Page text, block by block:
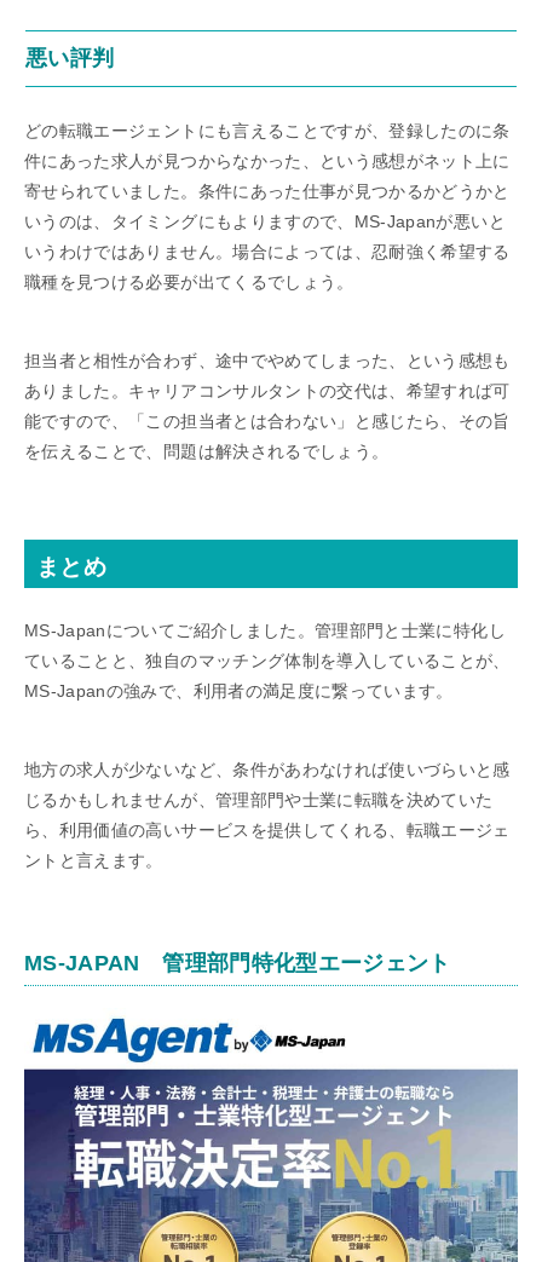
悪い評判
どの転職エージェントにも言えることですが、登録したのに条
件にあった求人が見つからなかった、という感想がネット上に
寄せられていました。条件にあった仕事が見つかるかどうかと
いうのは、タイミングにもよりますので、MS-Japanが悪いと
いうわけではありません。場合によっては、忍耐強く希望する
職種を見つける必要が出てくるでしょう。
担当者と相性が合わず、途中でやめてしまった、という感想も
ありました。キャリアコンサルタントの交代は、希望すれば可
能ですので、「この担当者とは合わない」と感じたら、その旨
を伝えることで、問題は解決されるでしょう。
まとめ
MS-Japanについてご紹介しました。管理部門と士業に特化し
ていることと、独自のマッチング体制を導入していることが、
MS-Japanの強みで、利用者の満足度に繋っています。
地方の求人が少ないなど、条件があわなければ使いづらいと感
じるかもしれませんが、管理部門や士業に転職を決めていた
ら、利用価値の高いサービスを提供してくれる、転職エージェ
ントと言えます。
MS-JAPAN 管理部門特化型エージェント